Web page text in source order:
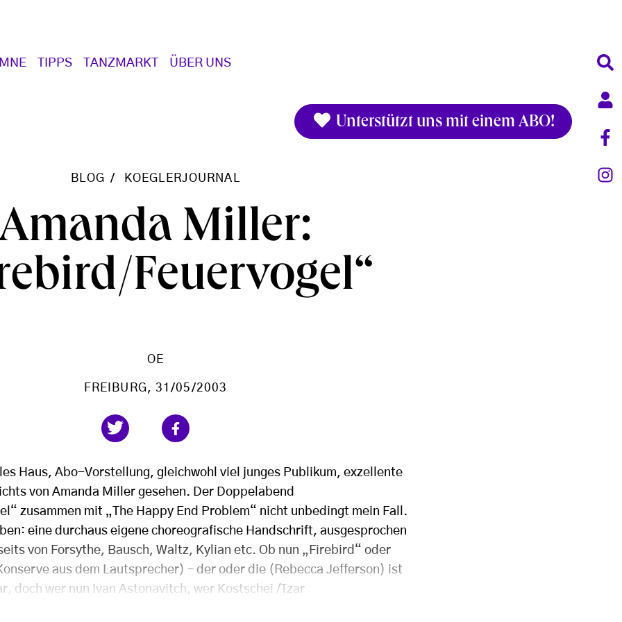
TIPPS TANZMARKT ÜBER UNS
Unterstützt uns mit einem ABO!
BLOG KOEGLERJOURNAL
Miller:
Feuervogel“
OE
FREIBURG, 31/05/2003
Haus, Abo-Vorstellung, gleichwohl viel junges Publikum, exzellente
von Amanda Miller gesehen. Der Doppelabend
zusammen mit „The Happy End Problem“ nicht unbedingt mein Fall.
eine durchaus eigene choreografische Handschrift, ausgesprochen
von Forsythe, Bausch, Waltz, Kylian etc. Ob nun „Firebird“ oder
aus dem Lautsprecher) – der oder die (Rebecca Jefferson) ist
doch wer nun Ivan Astonavitch, wer Kostschei /Tzar